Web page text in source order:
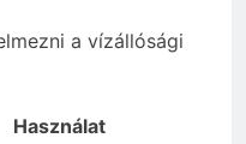
a vízállósági
Használat